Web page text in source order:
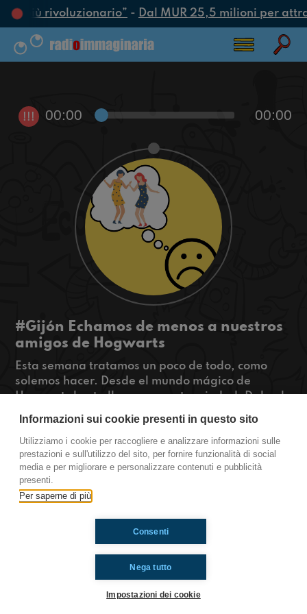
più rivoluzionario”- Dal MUR 25,5 milioni per
!!! 00:00 00:00
#Gijón Echamos de menos a nuestros
amigos de Hogwarts
Esta semana tratamos un poco de todo, como
solemos hacer. Desde el mundo mágico de
Hogwarts hasta llegar a nuestra ciudad. Dale al
de mayores, cuanto costaría estudiar en
Hogwarts y muhco más.
radioimmaginaria.com
Gijón
Ti è piaciuto? Condividilo!
Informazioni sui cookie presenti in questo sito
Utilizziamo i cookie per raccogliere e analizzare informazioni sulle
prestazioni e sull'utilizzo del sito, per fornire funzionalità di social
media e per migliorare e personalizzare contenuti e pubblicità
presenti.
Per saperne di più
Nega tutto
Consenti
Impostazioni dei cookie